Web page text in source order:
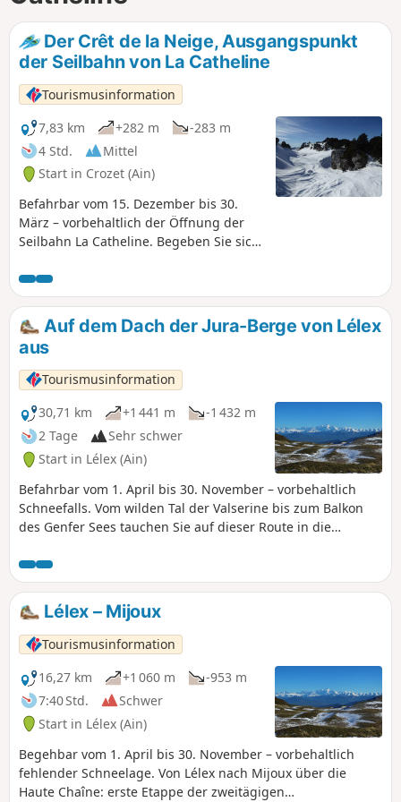
Der Crêt de la Neige, Ausgangspunkt
der Seilbahn von La Catheline
Tourismusinformation
7,83 km
+282 m
-283 m
4 Std.
Mittel
Start in Crozet (Ain)
Befahrbar vom 15. Dezember bis 30.
März – vorbehaltlich der Öffnung der
Seilbahn La Catheline. Begeben Sie sich
Entdeckungsreise zum berühmten Crêt
de la Neige, dem höchsten Gipfel des
Jura, der spektakuläre Landschaften
bietet! Die Route ist mit violetten
Markierungen für
Schneeschuhwanderer gekennzeichnet
und ganzjährig für Wanderungen
ausgeschildert. Diese Route wird mit
der Seilbahn Catheline zurückgelegt.
Auf dem Dach der Jura-Berge von Lélex
aus
Tourismusinformation
30,71 km
+1 441 m
-1 432 m
2 Tage
Sehr schwer
Start in Lélex (Ain)
Befahrbar vom 1. April bis 30. November – vorbehaltlich
Schneefalls. Vom wilden Tal der Valserine bis zum Balkon
des Genfer Sees tauchen Sie auf dieser Route in die
Hautes Combes werden Sie von der rauen Schönheit der
Weite, der Stille der tiefen Wälder und dem offenen
Horizont der Hochebenen fasziniert sein. Der Weg steigt
allmählich an und bietet einen außergewöhnlichen
Panoramablick auf den Mont Blanc und die gesamte
Alpenkette. Ein Eintauchen in die Natur, zwischen
Traditionen und Hochgebirgslandschaften.Wissenswertes –
SchutzgebietEin Teil der Strecke führt durch das nationale
Naturschutzgebiet Haute Chaîne du Jura, für das besondere
Vorschriften gelten:Hunde sind verboten, auch wenn sie an
der Leine geführt werden.Zelten ist verboten.Bitte halten
Sie sich an diese Regeln, um den Reichtum dieser
außergewöhnlichen Umgebung zu bewahren.
Lélex – Mijoux
Tourismusinformation
16,27 km
+1 060 m
-953 m
7:40 Std.
Schwer
Start in Lélex (Ain)
Begehbar vom 1. April bis 30. November – vorbehaltlich
fehlender Schneelage. Von Lélex nach Mijoux über die
Haute Chaîne: erste Etappe der zweitägigen